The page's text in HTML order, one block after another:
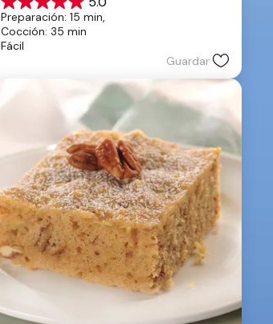
5.0
de
5
estrellas.
Preparación: 15 min,
Cocción: 35 min
Fácil
Guardar